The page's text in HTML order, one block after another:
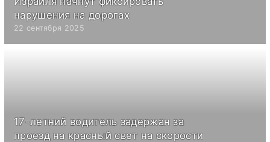
нарушения на дорогах
22 сентября 2025
17-летний водитель задержан за
проезд на красный свет на скорости